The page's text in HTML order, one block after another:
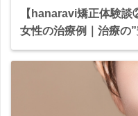
【hanaravi矯正体験
女性の治療例｜治療の